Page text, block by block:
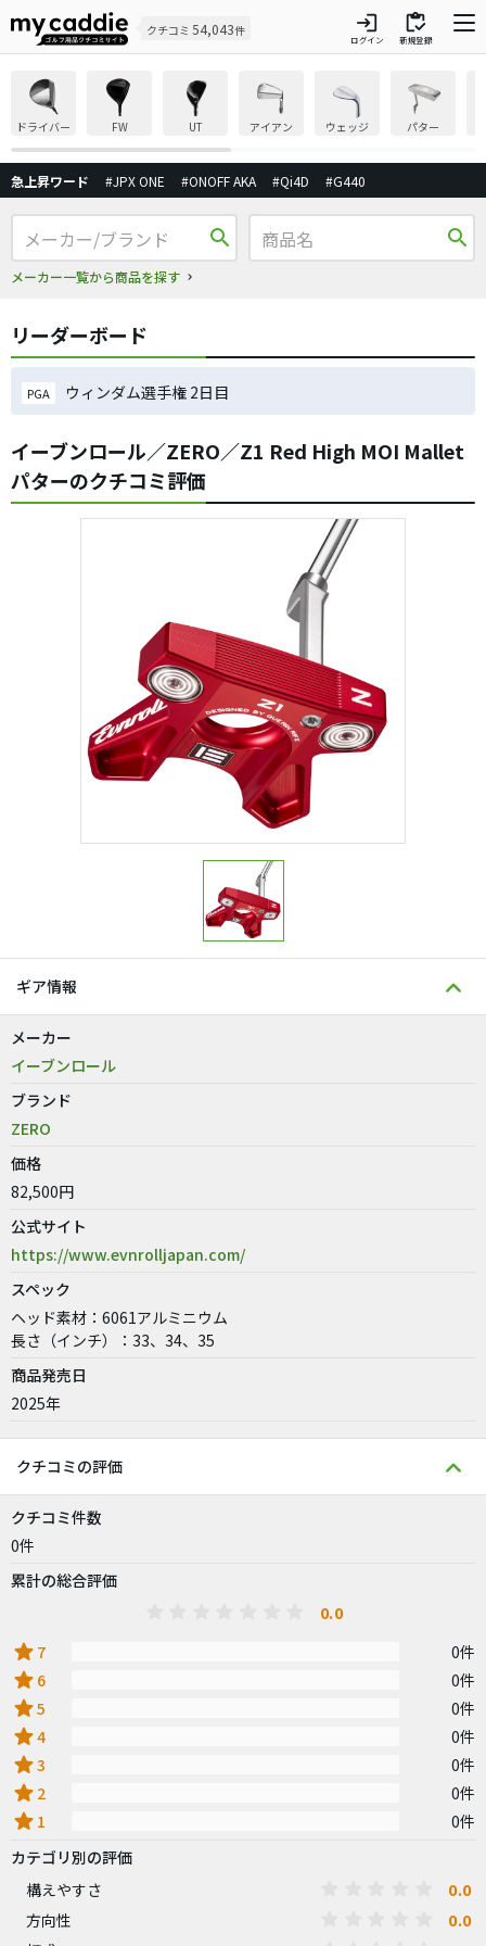
クチコミ 54,043件 login
ログイン
inventory
新規登録
ドライバー FW UT アイアン ウェッジ パター
急上昇ワード #JPX ONE #ONOFF AKA #Qi4D #G440
search
メーカー一覧から商品を探す
search
リーダーボード
PGA ウィンダム選手権 2日目
イーブンロール／ZERO／Z1 Red High MOI Mallet
パターのクチコミ評価
ギア情報
メーカー
イーブンロール
ブランド
ZERO
価格
82,500円
公式サイト
https://www.evnrolljapan.com/
スペック
ヘッド素材：6061アルミニウム
長さ（インチ）：33、34、35
商品発売日
2025年
クチコミの評価
クチコミ件数
0件
累計の総合評価
0.0
star 7 0件
star 6 0件
star5 0件
star4 0件
star3 0件
star 2 0件
star 1
0件
カテゴリ別の評価
構えやすさ
0.0
方向性 0.0